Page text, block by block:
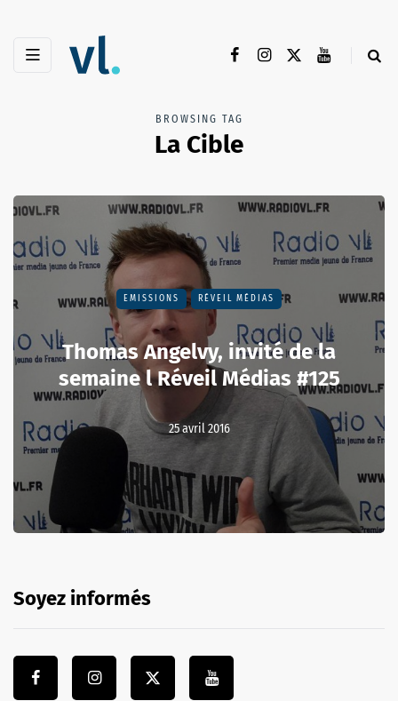
BROWSING TAG
La Cible
EMISSIONS RÉVEIL MÉDIAS
Thomas Angelvy, invité de la
semaine l Réveil Médias #125
25 avril 2016
Soyez informés